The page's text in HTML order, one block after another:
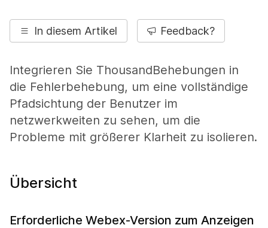
In diesem Artikel Feedback?
Integrieren Sie ThousandBehebungen in
die Fehlerbehebung, um eine vollständige
Pfadsichtung der Benutzer im
netzwerkweiten zu sehen, um die
Probleme mit größerer Klarheit zu isolieren.
Übersicht
Erforderliche Webex-Version zum Anzeigen